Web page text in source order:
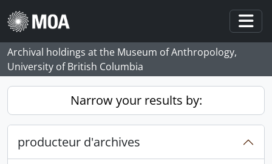
Skip to main content
Archival holdings at the Museum of Anthropology,
University of British Columbia
Narrow your results by:
producteur d'archives